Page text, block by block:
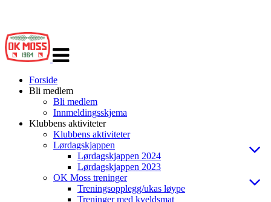
navigasjon
Forside
Bli medlem
Bli medlem
Innmeldingsskjema
Klubbens aktiviteter
Klubbens aktiviteter
Lørdagskjappen
Lørdagskjappen 2024
Lørdagskjappen 2023
OK Moss treninger
Treningsopplegg/ukas løype
Treninger med kveldsmat